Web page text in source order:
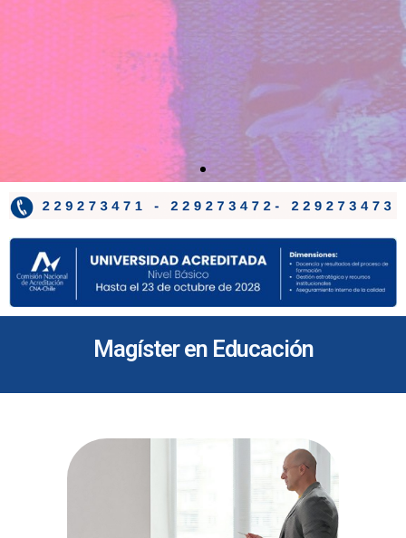
Magíster en Educación